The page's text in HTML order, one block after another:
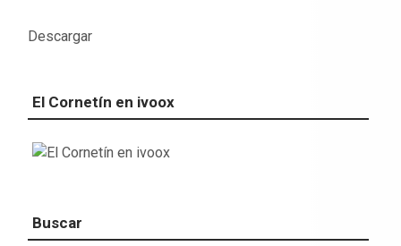
Descargar
El Cornetín en ivoox
Buscar